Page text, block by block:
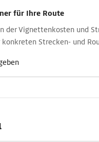
für Ihre Route
der Vignettenkosten und
konkreten Strecken- und